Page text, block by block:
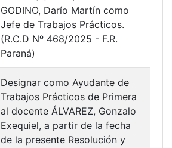
GODINO, Darío Martín como
Jefe de Trabajos Prácticos.
(R.C.D Nº 468/2025 - F.R.
Paraná)
Designar como Ayudante de
Trabajos Prácticos de Primera
al docente ÁLVAREZ, Gonzalo
Exequiel, a partir de la fecha
de la presente Resolución y